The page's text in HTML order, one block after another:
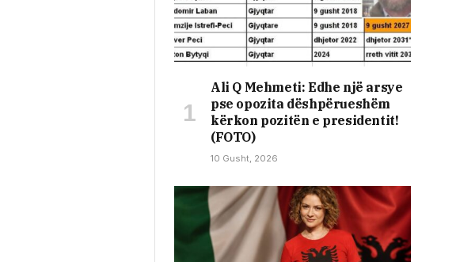
Ali Q Mehmeti: Edhe një arsye
pse opozita dëshpërueshëm
kërkon pozitën e presidentit!
(FOTO)
10 Gusht, 2026